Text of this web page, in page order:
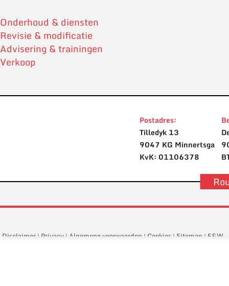
Onderhoud & diensten
Revisie & modificatie
Advisering & trainingen
Verkoop
Postadres:
Tilledyk 13
9047 KG Minnertsga
KvK: 01106378
Disclaimer | Privacy | Algemene voorwaarden | Cookies | Sitemap | E&W